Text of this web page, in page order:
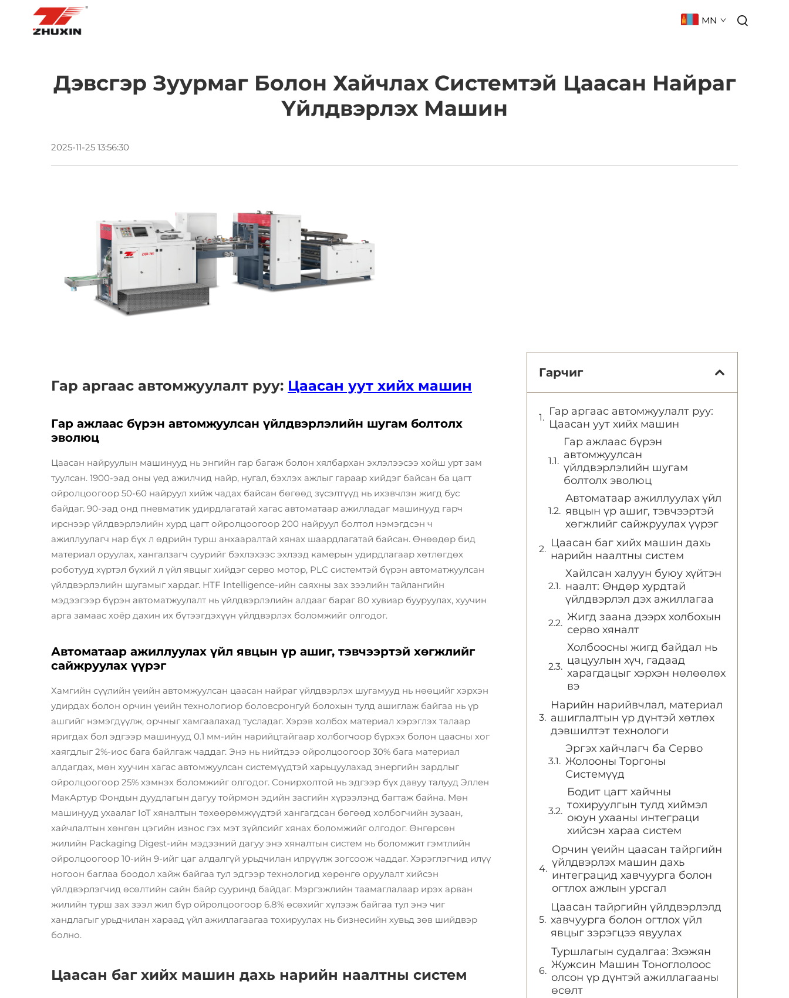
MN
Дэвсгэр Зуурмаг Болон Хайчлах Системтэй Цаасан Найраг
Үйлдвэрлэх Машин
2025-11-25 13:56:30
Гар аргаас автомжуулалт руу: Цаасан уут хийх машин
Гар ажлаас бүрэн автомжуулсан үйлдвэрлэлийн шугам болтолх
эволюц
Цаасан найруулын машинууд нь энгийн гар багаж болон хялбархан эхлэлээсээ хойш урт зам
туулсан. 1900-эад оны үед ажилчид найр, нугал, бэхлэх ажлыг гараар хийдэг байсан ба цагт
ойролцоогоор 50-60 найруул хийж чадах байсан бөгөөд зүсэлтүүд нь ихэвчлэн жигд бус
байдаг. 90-эад онд пневматик удирдлагатай хагас автоматаар ажилладаг машинууд гарч
ирснээр үйлдвэрлэлийн хурд цагт ойролцоогоор 200 найруул болтол нэмэгдсэн ч
ажиллуулагч нар бүх л өдрийн турш анхааралтай хянах шаардлагатай байсан. Өнөөдөр бид
материал оруулах, хангалзагч суурийг бэхлэхээс эхлээд камерын удирдлагаар хөтлөгдөх
роботууд хүртэл бүхий л үйл явцыг хийдэг серво мотор, PLC системтэй бүрэн автоматжуулсан
үйлдвэрлэлийн шугамыг хардаг. HTF Intelligence-ийн саяхны зах зээлийн тайлангийн
мэдээгээр бүрэн автоматжуулалт нь үйлдвэрлэлийн алдааг бараг 80 хувиар бууруулах, хуучин
арга замаас хоёр дахин их бүтээгдэхүүн үйлдвэрлэх боломжийг олгодог.
Автоматаар ажиллуулах үйл явцын үр ашиг, тэвчээртэй хөгжлийг
сайжруулах үүрэг
Хамгийн сүүлийн үеийн автомжуулсан цаасан найраг үйлдвэрлэх шугамууд нь нөөцийг хэрхэн
удирдах болон орчин үеийн технологиор боловсронгуй болохын тулд ашиглаж байгаа нь үр
ашгийг нэмэгдүүлж, орчныг хамгаалахад тусладаг. Хэрэв холбох материал хэрэглэх талаар
яригдах бол эдгээр машинууд 0.1 мм-ийн нарийцтайгаар холбогчоор бүрхэх болон цаасны хог
хаягдлыг 2%-иос бага байлгаж чаддаг. Энэ нь нийтдээ ойролцоогоор 30% бага материал
алдагдах, мөн хуучин хагас автомжуулсан системүүдтэй харьцуулахад энергийн зардлыг
ойролцоогоор 25% хэмнэх боломжийг олгодог. Сонирхолтой нь эдгээр бүх давуу талууд Эллен
МакАртур Фондын дуудлагын дагуу тойрмон эдийн засгийн хүрээлэнд багтаж байна. Мөн
машинууд ухаалаг IoT хяналтын төхөөрөмжүүдтэй хангагдсан бөгөөд холбогчийн зузаан,
хайчлалтын хөнгөн цэгийн износ гэх мэт зүйлсийг хянах боломжийг олгодог. Өнгөрсөн
жилийн Packaging Digest-ийн мэдээний дагуу энэ хяналтын систем нь боломжит гэмтлийн
ойролцоогоор 10-ийн 9-ийг цаг алдалгүй урьдчилан илрүүлж зогсоож чаддаг. Хэрэглэгчид илүү
ногоон баглаа боодол хайж байгаа тул эдгээр технологид хөрөнгө оруулалт хийсэн
үйлдвэрлэгчид өсөлтийн сайн байр сууринд байдаг. Мэргэжлийн таамаглалаар ирэх арван
жилийн турш зах зээл жил бүр ойролцоогоор 6.8% өсөхийг хүлээж байгаа тул энэ чиг
хандлагыг урьдчилан хараад үйл ажиллагаагаа тохируулах нь бизнесийн хувьд зөв шийдвэр
болно.
Цаасан баг хийх машин дахь нарийн наалтны систем
Гарчиг
Гар аргаас автомжуулалт руу:
Цаасан уут хийх машин
Гар ажлаас бүрэн
автомжуулсан
үйлдвэрлэлийн шугам
болтолх эволюц
Автоматаар ажиллуулах үйл
явцын үр ашиг, тэвчээртэй
хөгжлийг сайжруулах үүрэг
Цаасан баг хийх машин дахь
нарийн наалтны систем
Хайлсан халуун буюу хүйтэн
наалт: Өндөр хурдтай
үйлдвэрлэл дэх ажиллагаа
Жигд заана дээрх холбохын
серво хяналт
Холбоосны жигд байдал нь
цацуулын хүч, гадаад
харагдацыг хэрхэн нөлөөлөх
вэ
Нарийн нарийвчлал, материал
ашиглалтын үр дүнтэй хөтлөх
дэвшилтэт технологи
Эргэх хайчлагч ба Серво
Жолооны Торгоны
Системүүд
Бодит цагт хайчны
тохируулгын тулд хиймэл
оюун ухааны интеграци
хийсэн хараа систем
Орчин үеийн цаасан тайргийн
үйлдвэрлэх машин дахь
интеграцид хавчуурга болон
огтлох ажлын урсгал
Цаасан тайргийн үйлдвэрлэлд
хавчуурга болон огтлох үйл
явцыг зэрэгцээ явуулах
Туршлагын судалгаа: Зхэжян
Жужсин Машин Тоноглолоос
олсон үр дүнтэй ажиллагааны
өсөлт